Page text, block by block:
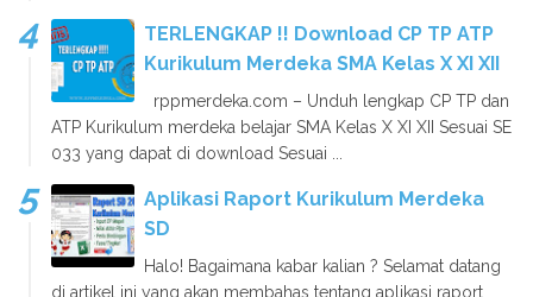
TERLENGKAP !! Download CP TP ATP
Kurikulum Merdeka SMA Kelas X XI XII
rppmerdeka.com – Unduh lengkap CP TP dan
ATP Kurikulum merdeka belajar SMA Kelas X XI XII Sesuai SE
033 yang dapat di download Sesuai ...
Aplikasi Raport Kurikulum Merdeka
SD
Halo! Bagaimana kabar kalian ? Selamat datang
di artikel ini yang akan membahas tentang aplikasi raport